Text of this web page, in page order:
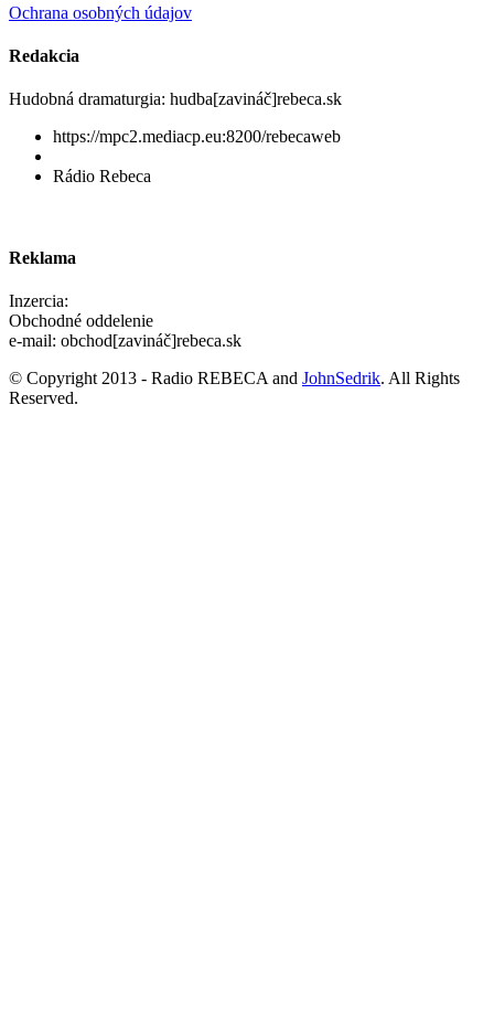
Ochrana osobných údajov
Redakcia
Hudobná dramaturgia: hudba[zavináč]rebeca.sk
https://mpc2.mediacp.eu:8200/rebecaweb
Rádio Rebeca
Reklama
Inzercia:
Obchodné oddelenie
e-mail: obchod[zavináč]rebeca.sk
© Copyright 2013 - Radio REBECA and JohnSedrik. All Rights
Reserved.